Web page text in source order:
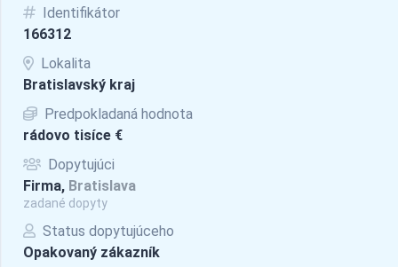
Identifikátor
166312
Lokalita
Bratislavský kraj
Predpokladaná hodnota
rádovo tisíce €
Dopytujúci
Firma, Bratislava
zadané dopyty
Status dopytujúceho
Opakovaný zákazník